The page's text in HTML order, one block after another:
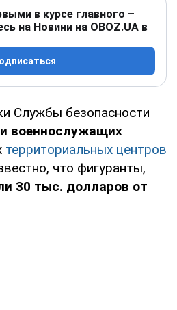
в курсе главного –
на Новини на OBOZ.UA в
Службы безопасности
военнослужащих
территориальных центров
что фигуранты,
30 тыс. долларов от